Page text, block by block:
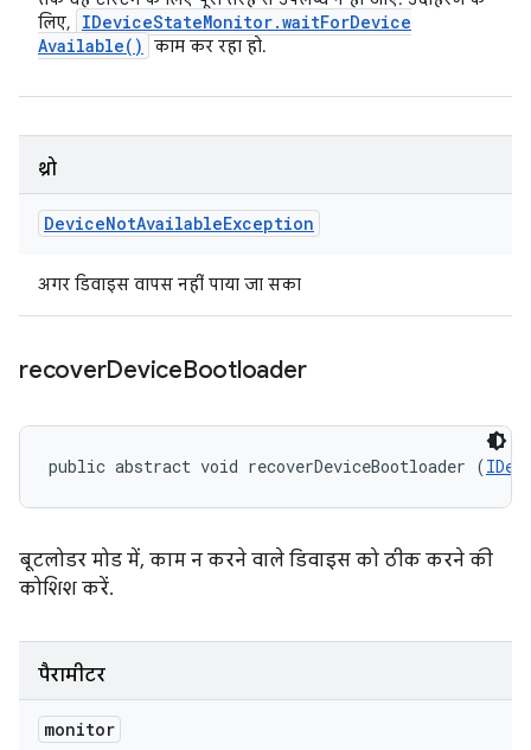
लिए,
IDeviceStateMonitor.waitForDevice
Available( ) काम कर रहा हो.
थ्रो
DeviceNotAvailableException
अगर डिवाइस वापस नहीं पाया जा सका
recoverDeviceBootloader
public abstract void recoverDeviceBootloader (
बूटलोडर मोड में, काम न करने वाले डिवाइस को ठीक करने की
कोशिश करें.
पैरामीटर
monitor